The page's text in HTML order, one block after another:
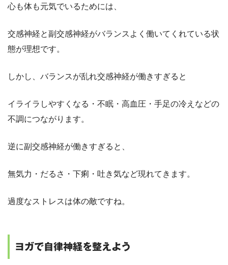
心も体も元気でいるためには、
交感神経と副交感神経がバランスよく働いてくれている状
態が理想です。
しかし、バランスが乱れ交感神経が働きすぎると
イライラしやすくなる・不眠・高血圧・手足の冷えなどの
不調につながります。
逆に副交感神経が働きすぎると、
無気力・だるさ・下痢・吐き気など現れてきます。
過度なストレスは体の敵ですね。
ヨガで自律神経を整えよう